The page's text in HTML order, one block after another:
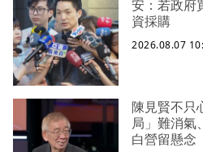
安：若政府
資採購
2026.08.07
陳見賢不只
局」難消
白營留懸念